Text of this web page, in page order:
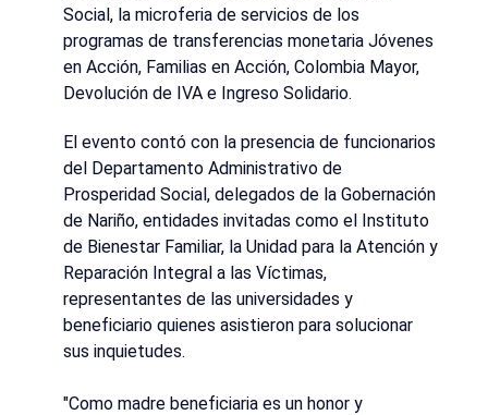
Social, la microferia de servicios de los
programas de transferencias monetaria Jóvenes
en Acción, Familias en Acción, Colombia Mayor,
Devolución de IVA e Ingreso Solidario.
El evento contó con la presencia de funcionarios
del Departamento Administrativo de
Prosperidad Social, delegados de la Gobernación
de Nariño, entidades invitadas como el Instituto
de Bienestar Familiar, la Unidad para la Atención y
Reparación Integral a las Víctimas,
representantes de las universidades y
beneficiario quienes asistieron para solucionar
sus inquietudes.
"Como madre beneficiaria es un honor y